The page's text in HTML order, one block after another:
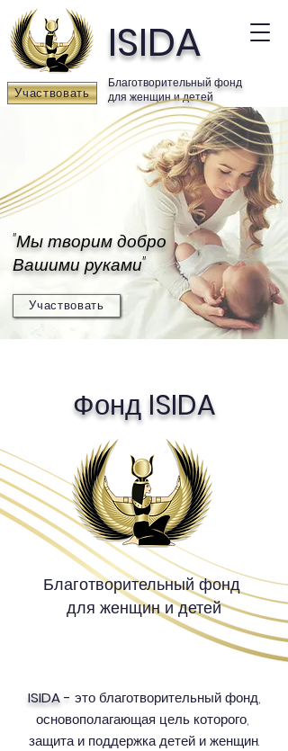
Участвовать
ISIDA
Благотворительный фонд
для женщин и детей
"Мы творим добро
Вашими руками"
Участвовать
ФондISIDA
Благотворительный фонд
для женщин и детей
ISIDA - это благотворительный фонд,
основополагающая цель которого,
защита и поддержка детей и женщин.